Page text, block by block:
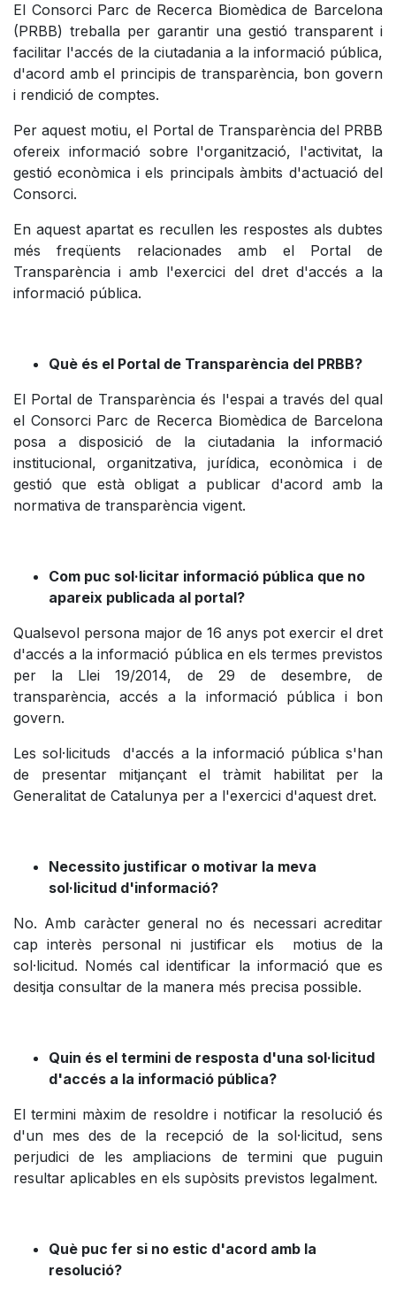
El Consorci Parc de Recerca Biomèdica de Barcelona
(PRBB) treballa per garantir una gestió transparent i
facilitar l'accés de la ciutadania a la informació pública,
d'acord amb el principis de transparència, bon govern
i rendició de comptes.
Per aquest motiu, el Portal de Transparència del PRBB
ofereix informació sobre l'organització, l'activitat, la
gestió econòmica i els principals àmbits d'actuació del
Consorci.
En aquest apartat es recullen les respostes als dubtes
més freqüents relacionades amb el Portal de
Transparència i amb l'exercici del dret d'accés a la
informació pública.
Què és el Portal de Transparència del PRBB?
El Portal de Transparència és l'espai a través del qual
el Consorci Parc de Recerca Biomèdica de Barcelona
posa a disposició de la ciutadania la informació
institucional, organitzativa, jurídica, econòmica i de
gestió que està obligat a publicar d'acord amb la
normativa de transparència vigent.
Com puc sol·licitar informació pública que no
apareix publicada al portal?
Qualsevol persona major de 16 anys pot exercir el dret
d'accés a la informació pública en els termes previstos
per la Llei 19/2014, de 29 de desembre, de
transparència, accés a la informació pública i bon
govern.
Les sol·licituds d'accés a la informació pública s'han
de presentar mitjançant el tràmit habilitat per la
Generalitat de Catalunya per a l'exercici d'aquest dret.
Necessito justificar o motivar la meva
sol·licitud d'informació?
No. Amb caràcter general no és necessari acreditar
cap interès personal ni justificar els motius de la
sol·licitud. Només cal identificar la informació que es
desitja consultar de la manera més precisa possible.
Quin és el termini de resposta d'una sol·licitud
d'accés a la informació pública?
El termini màxim de resoldre i notificar la resolució és
d'un mes des de la recepció de la sol·licitud, sens
perjudici de les ampliacions de termini que puguin
resultar aplicables en els supòsits previstos legalment.
Què puc fer si no estic d'acord amb la
resolució?